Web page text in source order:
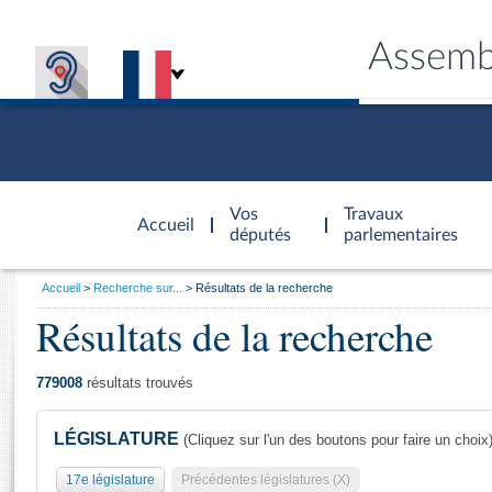
Accueil
d'accueil
Vos
députés
Travaux
parlementaires
Général
Vous
Accueil Recherche sur... Résultats de la recherche
Résultats de la recherche
779008 résultats trouvés
LÉGISLATURE (Cliquez sur l'un des boutons pour faire un choix)
17e législature Précédentes législatures (X)